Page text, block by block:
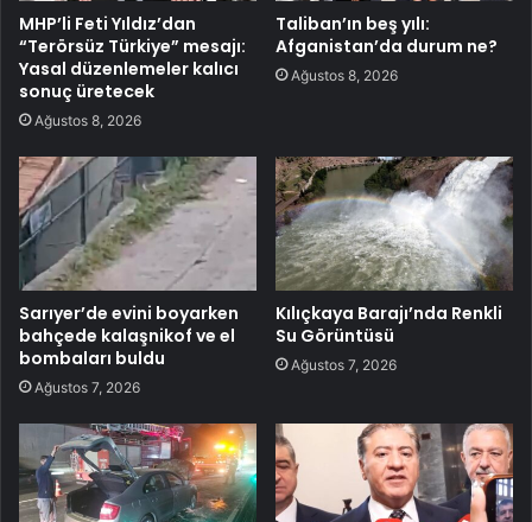
MHP’li Feti Yıldız’dan
“Terörsüz Türkiye” mesajı:
Yasal düzenlemeler kalıcı
sonuç üretecek
Ağustos 8, 2026
Taliban’ın beş yılı:
Afganistan’da durum ne?
Ağustos 8, 2026
Sarıyer’de evini boyarken
bahçede kalaşnikof ve el
bombaları buldu
Ağustos 7, 2026
Kılıçkaya Barajı’nda Renkli
Su Görüntüsü
Ağustos 7, 2026